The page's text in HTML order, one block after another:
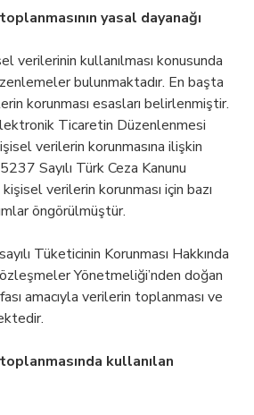
yasal dayanağı
verilerinin kullanılması konusunda
bulunmaktadır. En başta
korunması esasları belirlenmiştir.
Ticaretin Düzenlenmesi
verilerin korunmasına ilişkin
Sayılı Türk Ceza Kanunu
verilerin korunması için bazı
öngörülmüştür.
Tüketicinin Korunması Hakkında
Yönetmeliği’nden doğan
amacıyla verilerin toplanması ve
kullanılan